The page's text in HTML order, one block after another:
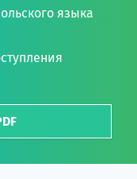
языка